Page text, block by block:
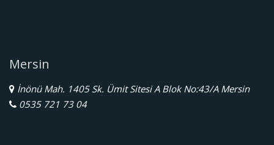
Mersin
İnönü Mah. 1405 Sk. Ümit Sitesi A Blok No:43/A Mersin
0535 721 73 04